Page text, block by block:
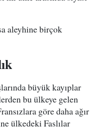
aleyhine birçok
büyük kayıplar
bu ülkeye gelen
göre daha ağır
ülkedeki Faslılar